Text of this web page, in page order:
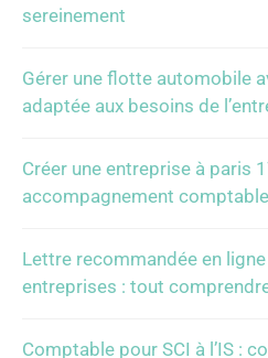
sereinement
Gérer une flotte automobile
adaptée aux besoins de
Créer une entreprise à paris
accompagnement
Lettre recommandée en
entreprises : tout
Comptable pour SCI à l’IS :